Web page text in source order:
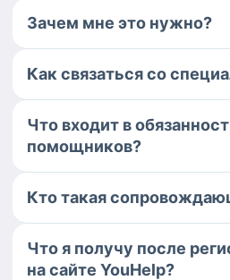
Зачем мне это нужно?
Как связаться со
Что входит в
помощников?
Кто такая
Что я получу после
на сайте YouHelp?